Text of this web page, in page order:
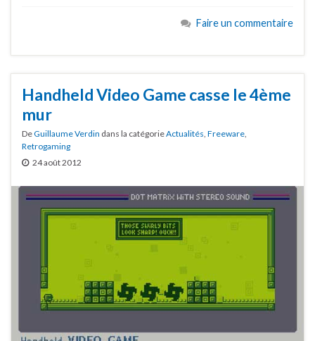
Faire un commentaire
Handheld Video Game casse le 4ème
mur
DeGuillaume Verdin dans la catégorieActualités Freeware
Retrogaming
24 août 2012